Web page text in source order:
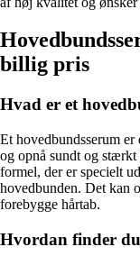
billig pris
Hvad er et
Et hovedbundsserum
og opnå sundt og stærkt
formel, der er specielt
hovedbunden. Det kan
forebygge hårtab.
Hvordan finder